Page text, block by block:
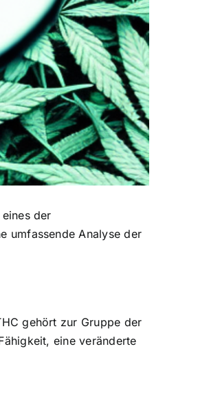
der
umfassende Analyse der
gehört zur Gruppe der
eine veränderte